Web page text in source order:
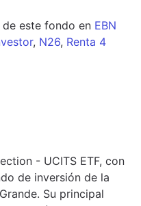
de este fondo en EBN
, N26, Renta 4
- UCITS ETF, con
de inversión de la
Su principal